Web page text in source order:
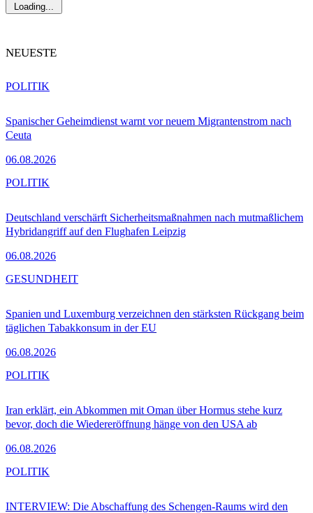
Loading...
NEUESTE
Spanischer Geheimdienst warnt vor neuem Migrantenstrom nach
Ceuta
06.08.2026
POLITIK
Deutschland verschärft Sicherheitsmaßnahmen nach mutmaßlichem
Hybridangriff auf den Flughafen Leipzig
06.08.2026
POLITIK
Spanien und Luxemburg verzeichnen den stärksten Rückgang beim
täglichen Tabakkonsum in der EU
06.08.2026
GESUNDHEIT
Iran erklärt, ein Abkommen mit Oman über Hormus stehe kurz
bevor, doch die Wiedereröffnung hänge von den USA ab
06.08.2026
POLITIK
INTERVIEW: Die Abschaffung des Schengen-Raums wird den
POLITIK